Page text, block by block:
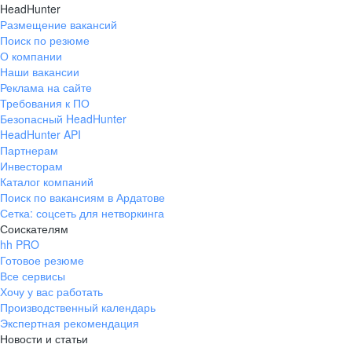
HeadHunter
Размещение вакансий
Поиск по резюме
О компании
Наши вакансии
Реклама на сайте
Требования к ПО
Безопасный HeadHunter
HeadHunter API
Партнерам
Инвесторам
Каталог компаний
Поиск по вакансиям в Ардатове
Сетка: соцсеть для нетворкинга
Соискателям
hh PRO
Готовое резюме
Все сервисы
Хочу у вас работать
Производственный календарь
Экспертная рекомендация
Новости и статьи